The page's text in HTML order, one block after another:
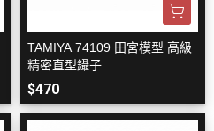
TAMIYA 74109 田宮模型 高級
精密直型鑷子
$470